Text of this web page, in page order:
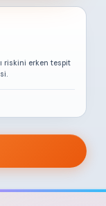
riskini erken tespit